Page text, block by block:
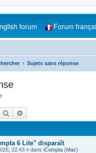
forum Forum
Sujets sans réponse
Rechercher
6 Lite" disparaît
22:43 » dans iCompta (Mac)